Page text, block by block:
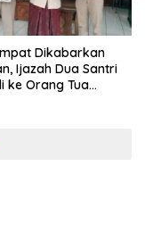
Dikabarkan
Ijazah Dua Santri
ke Orang Tua